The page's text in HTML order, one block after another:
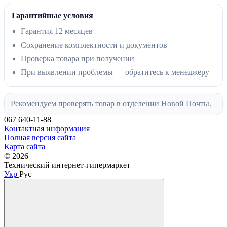
Гарантийные условия
Гарантия 12 месяцев
Сохранение комплектности и документов
Проверка товара при получении
При выявлении проблемы — обратитесь к менеджеру
Рекомендуем проверять товар в отделении Новой Почты.
067 640-11-88
Контактная информация
Полная версия сайта
Карта сайта
© 2026
Технический интернет-гипермаркет
Укр Рус